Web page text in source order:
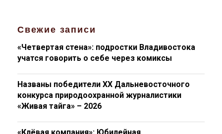
Свежие записи
«Четвертая стена»: подростки Владивостока
учатся говорить о себе через комиксы
Названы победители XX Дальневосточного
конкурса природоохранной журналистики
«Живая тайга» – 2026